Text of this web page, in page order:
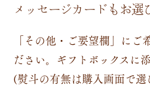
メッセージカードもお選
「その他・ご要望欄」にご
ださい。ギフトボックスに
(熨斗の有無は購入画面で選